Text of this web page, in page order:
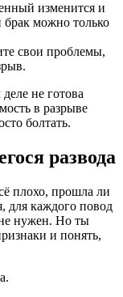
изменится и
брак можно только
свои проблемы,
не готова
в разрыве
болтать.
развода
плохо, прошла ли
для каждого повод
нужен. Но ты
и понять,